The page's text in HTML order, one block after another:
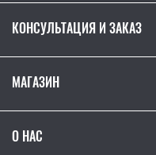
КОНСУЛЬТАЦИЯ И ЗАКАЗ
МАГАЗИН
О НАС